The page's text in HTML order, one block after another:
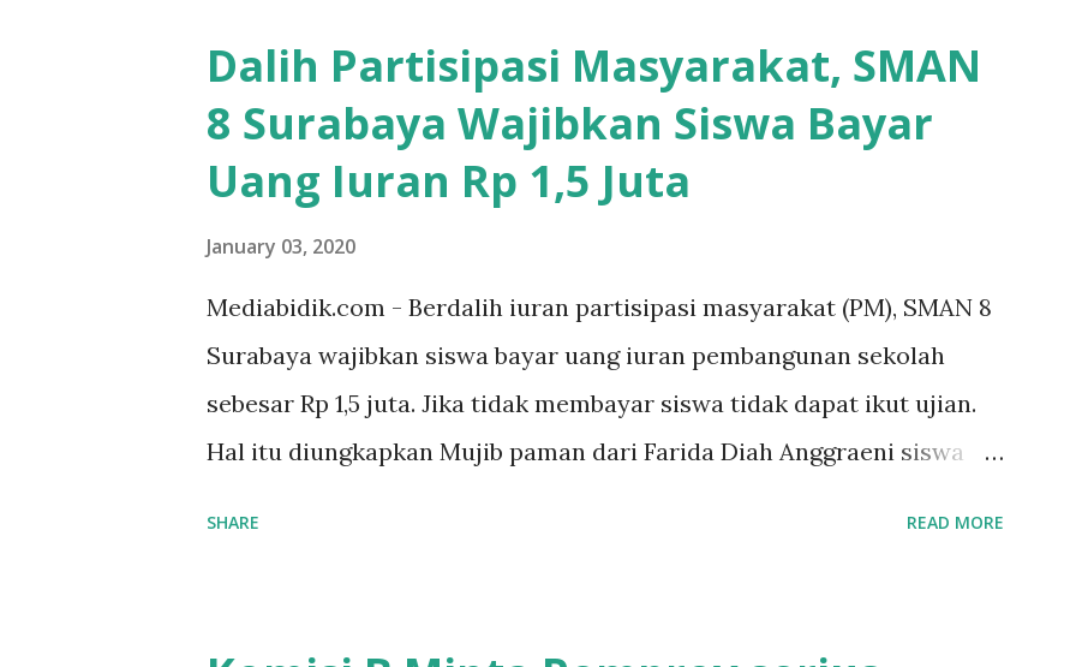
Dalih Partisipasi Masyarakat, SMAN
8 Surabaya Wajibkan Siswa Bayar
Uang Iuran Rp 1,5 Juta
January 03, 2020
Mediabidik.com - Berdalih iuran partisipasi masyarakat (PM), SMAN 8
Surabaya wajibkan siswa bayar uang iuran pembangunan sekolah
sebesar Rp 1,5 juta. Jika tidak membayar siswa tidak dapat ikut ujian.
Hal itu diungkapkan Mujib paman dari Farida Diah Anggraeni siswa
SHARE READ MORE